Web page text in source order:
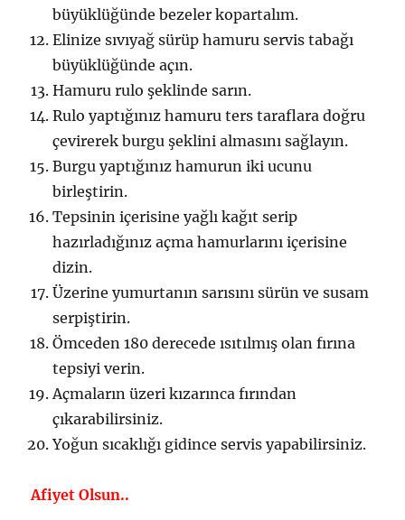
büyüklüğünde bezeler kopartalım.
Elinize sıvıyağ sürüp hamuru servis tabağı
büyüklüğünde açın.
Hamuru rulo şeklinde sarın.
Rulo yaptığınız hamuru ters taraflara doğru
çevirerek burgu şeklini almasını sağlayın.
Burgu yaptığınız hamurun iki ucunu
birleştirin.
Tepsinin içerisine yağlı kağıt serip
hazırladığınız açma hamurlarını içerisine
dizin.
Üzerine yumurtanın sarısını sürün ve susam
serpiştirin.
Ömceden 180 derecede ısıtılmış olan fırına
tepsiyi verin.
Açmaların üzeri kızarınca fırından
çıkarabilirsiniz.
Yoğun sıcaklığı gidince servis yapabilirsiniz.
Afiyet Olsun..